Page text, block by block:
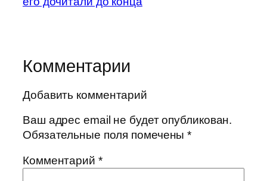
Комментарии
Добавить комментарий
Ваш адрес email не будет опубликован.
Обязательные поля помечены*
Комментарий *